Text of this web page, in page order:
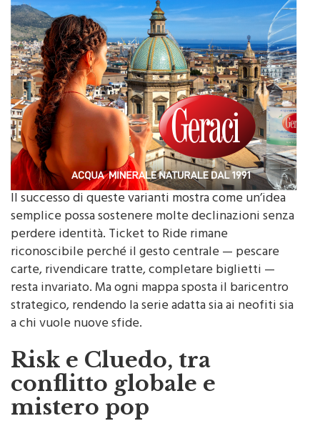
Il successo di queste varianti mostra come un’idea
semplice possa sostenere molte declinazioni senza
perdere identità. Ticket to Ride rimane
riconoscibile perché il gesto centrale — pescare
carte, rivendicare tratte, completare biglietti —
resta invariato. Ma ogni mappa sposta il baricentro
strategico, rendendo la serie adatta sia ai neofiti sia
a chi vuole nuove sfide.
Risk e Cluedo, tra
conflitto globale e
mistero pop